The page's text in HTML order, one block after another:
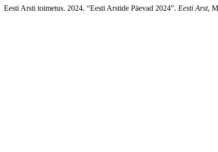
Eesti Arsti toimetus. 2024. “Eesti Arstide Päevad 2024”. Eesti Arst,